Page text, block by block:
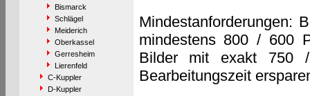
Bismarck
Schlägel
Meiderich
Oberkassel
Gerresheim
Lierenfeld
C-Kuppler
D-Kuppler
Mindestanforderungen:
mindestens 800 / 600
Bilder mit exakt 750
Bearbeitungszeit